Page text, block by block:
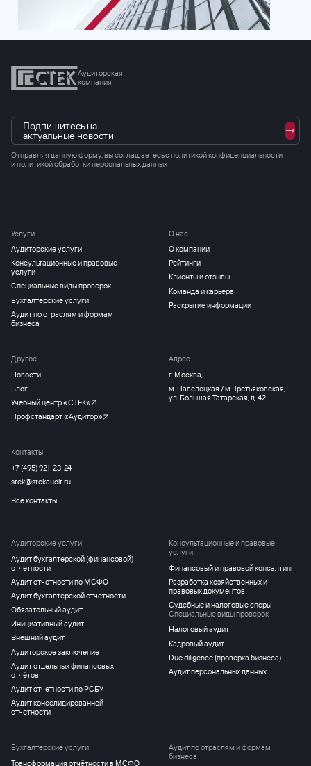
Аудиторская
компания
Подпишитесь на
актуальные новости
Отправляя данную форму, вы соглашаетесь сполитикой конфиденциальности
и политикой обработки персональных данных
Услуги
Аудиторские услуги
Консультационные и правовые
услуги
Специальные виды проверок
Бухгалтерские услуги
Аудит по отраслям и формам
бизнеса
О нас
О компании
Рейтинги
Клиенты и отзывы
Команда и карьера
Раскрытие информации
Другое
Новости
Блог
Учебный центр «СТЕК»
Профстандарт «Аудитор»
Адрес
г. Москва,
м. Павелецкая / м. Третьяковская,
ул. Большая Татарская, д. 42
Контакты
+7 (495) 921-23-24
stek@stekaudit.ru
Все контакты
Аудиторские услуги
Аудит бухгалтерской (финансовой)
отчетности
Аудит отчетности по МСФО
Аудит бухгалтерской отчетности
Обязательный аудит
Инициативный аудит
Внешний аудит
Аудиторское заключение
Аудит отдельных финансовых
отчётов
Аудит отчетности по РСБУ
Аудит консолидированной
отчетности
Консультационные и правовые
услуги
Финансовый и правовой консалтинг
Разработка хозяйственных и
правовых документов
Судебные и налоговые споры
Специальные виды проверок
Налоговый аудит
Кадровый аудит
Due diligence (проверка бизнеса)
Аудит персональных данных
Бухгалтерские услуги
Трансформация отчётности в МСФО
Аудит по отраслям и формам
бизнеса